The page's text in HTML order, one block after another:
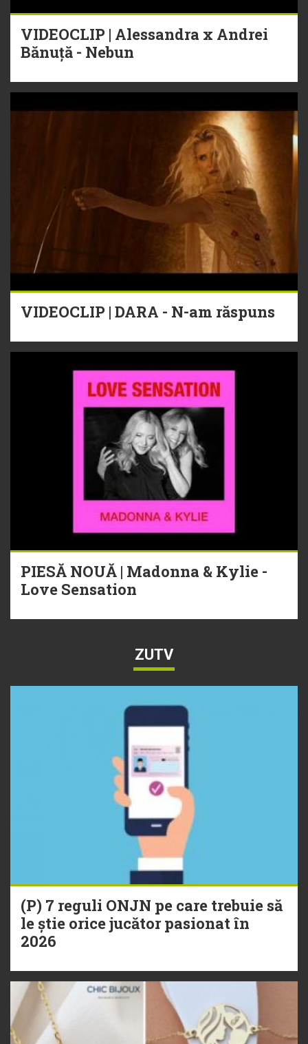
VIDEOCLIP | Alessandra x Andrei
Bănuță - Nebun
VIDEOCLIP | DARA - N-am răspuns
PIESĂ NOUĂ | Madonna & Kylie -
Love Sensation
ZUTV
(P) 7 reguli ONJN pe care trebuie să
le știe orice jucător pasionat în
2026